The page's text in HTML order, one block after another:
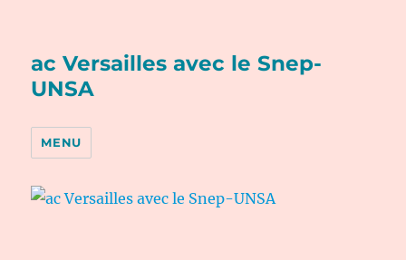
ac Versailles avec le Snep-
UNSA
MENU